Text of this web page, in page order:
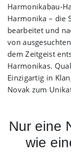
Harmonikabau-
Harmonika – die
bearbeitet und
von
dem Zeitgeist
Harmonikas.
Einzigartig in
Novak zum
Nur eine
wie